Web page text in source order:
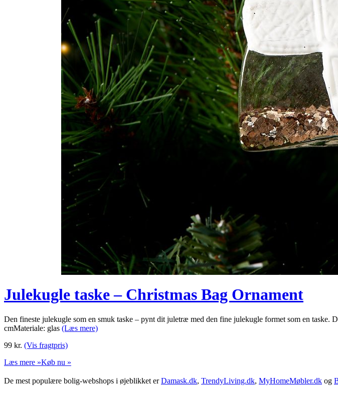
Julekugle taske – Christmas Bag Ornament
Den fineste julekugle som en smuk taske – pynt dit juletræ med den fine julekugle formet som en
cmMateriale: glas (Læs mere)
99 kr. (Vis fragtpris)
Læs mere »Køb nu »
De mest populære bolig-webshops i øjeblikket erDamask.dk, TrendyLiving.dk, MyHomeMøbler.dk og